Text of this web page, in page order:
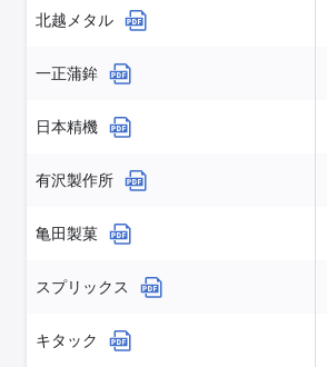
北越メタル
一正蒲鉾
日本精機
有沢製作所
亀田製菓
スプリックス
キタック